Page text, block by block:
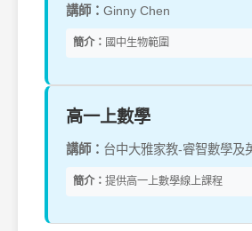
講師： Ginny Chen
簡介： 國中生物範圍
高一上數學
講師： 台中大雅家教-睿智數學及
簡介： 提供高一上數學線上課程